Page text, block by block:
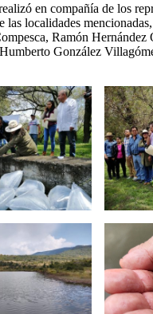
en compañía de los
las localidades
Ramón Hernández
González